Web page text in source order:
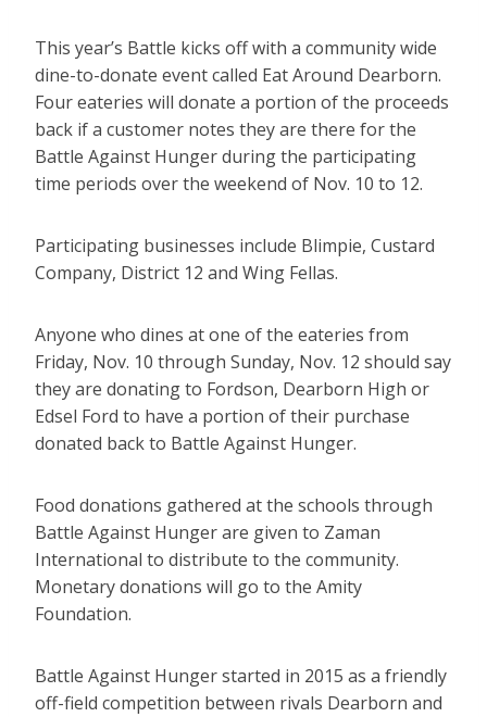
This year’s Battle kicks off with a community wide
dine-to-donate event called Eat Around Dearborn.
Four eateries will donate a portion of the proceeds
back if a customer notes they are there for the
Battle Against Hunger during the participating
time periods over the weekend of Nov. 10 to 12.
Participating businesses include Blimpie, Custard
Company, District 12 and Wing Fellas.
Anyone who dines at one of the eateries from
Friday, Nov. 10 through Sunday, Nov. 12 should say
they are donating to Fordson, Dearborn High or
Edsel Ford to have a portion of their purchase
donated back to Battle Against Hunger.
Food donations gathered at the schools through
Battle Against Hunger are given to Zaman
International to distribute to the community.
Monetary donations will go to the Amity
Foundation.
Battle Against Hunger started in 2015 as a friendly
off-field competition between rivals Dearborn and